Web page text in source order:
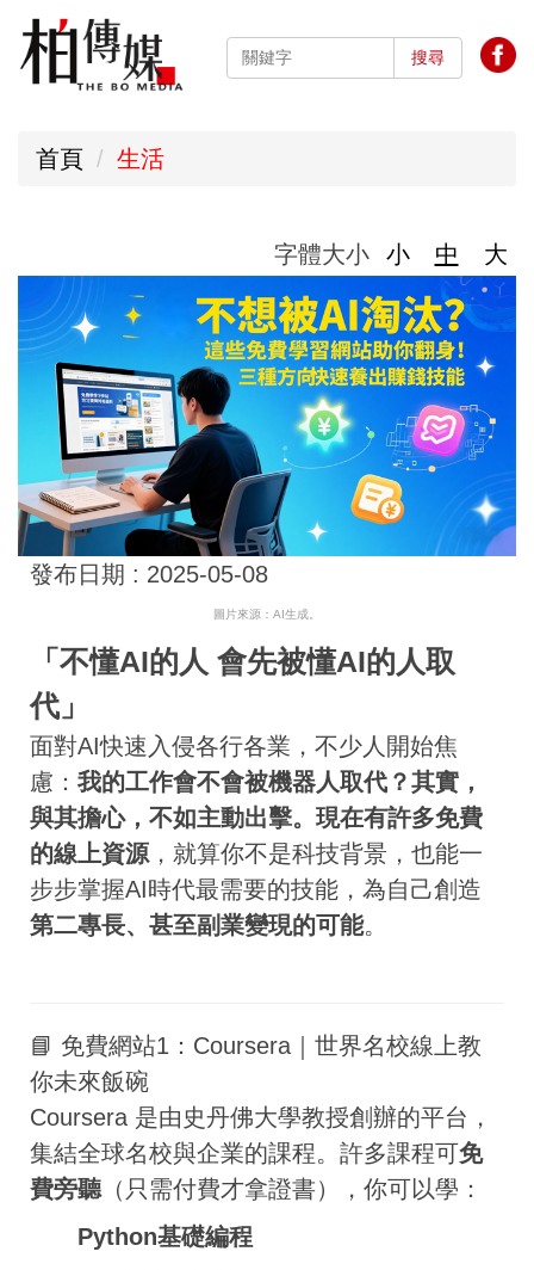
跳
到
搜尋
首頁 生活
字體大小 小 中 大
發布日期 : 2025-05-08
圖片來源：AI生成。
「不懂AI的人 會先被懂AI的人取
代」
面對AI快速入侵各行各業，不少人開始焦
慮： 我的工作會不會被機器人取代？其實，
與其擔心，不如主動出擊。現在有許多免費
的線上資源 ，就算你不是科技背景，也能一
步步掌握AI時代最需要的技能，為自己創造
第二專長、甚至副業變現的可能。
📘 免費網站1：Coursera｜世界名校線上教
你未來飯碗
Coursera 是由史丹佛大學教授創辦的平台，
集結全球名校與企業的課程。許多課程可免
費旁聽（只需付費才拿證書），你可以學：
Python基礎編程